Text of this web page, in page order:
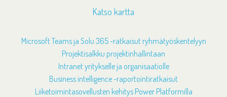
Katso kartta
Microsoft Teams ja Solu 365 -ratkaisut ryhmätyöskentelyyn
Projektisalkku projektinhallintaan
Intranet yritykselle ja organisaatiolle
Business intelligence -raportointiratkaisut
Liiketoimintasovellusten kehitys Power Platformilla